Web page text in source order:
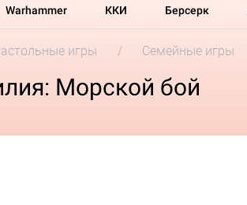
Warhammer ККИ Берсерк
игры Семейные игры
Морской бой